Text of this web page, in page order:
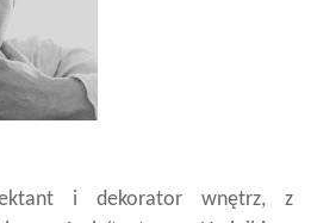
i dekorator wnętrz, z